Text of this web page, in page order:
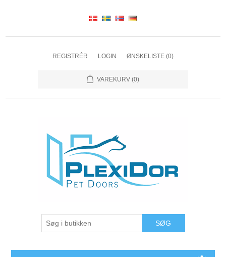
REGISTRÉR LOGIN ØNSKELISTE (0)
VAREKURV (0)
SØG